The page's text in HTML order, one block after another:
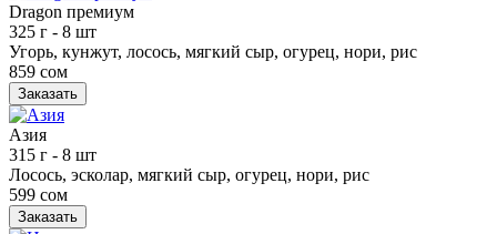
Dragon премиум
325 г - 8 шт
Угорь, кунжут, лосось, мягкий сыр, огурец, нори, рис
859 сом
Заказать
Азия
315 г - 8 шт
Лосось, эсколар, мягкий сыр, огурец, нори, рис
599 сом
Заказать